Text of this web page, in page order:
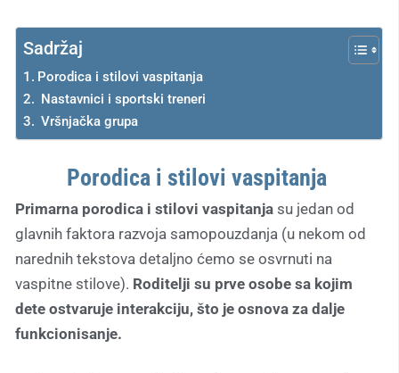
Sadržaj
Porodica i stilovi vaspitanja
Nastavnici i sportski treneri
Vršnjačka grupa
Porodica i stilovi vaspitanja
Primarna porodica i stilovi vaspitanja su jedan od
glavnih faktora razvoja samopouzdanja (u nekom od
narednih tekstova detaljno ćemo se osvrnuti na
vaspitne stilove). Roditelji su prve osobe sa kojim
dete ostvaruje interakciju, što je osnova za dalje
funkcionisanje.